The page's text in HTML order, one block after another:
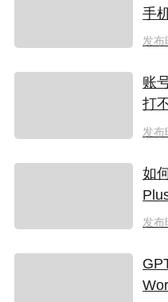
手
指
发布
账
打
发布
如
坑
发布